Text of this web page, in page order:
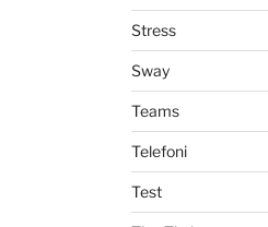
Stress
Sway
Teams
Telefoni
Test